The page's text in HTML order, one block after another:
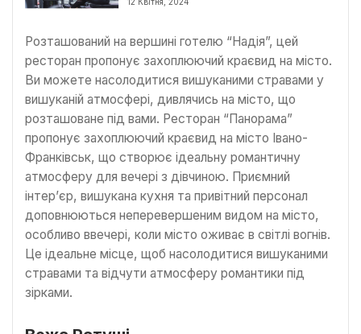
12 Квітня, 2024
Розташований на вершині готелю “Надія”, цей
ресторан пропонує захоплюючий краєвид на місто.
Ви можете насолодитися вишуканими стравами у
вишуканій атмосфері, дивлячись на місто, що
розташоване під вами. Ресторан “Панорама”
пропонує захоплюючий краєвид на місто Івано-
Франківськ, що створює ідеальну романтичну
атмосферу для вечері з дівчиною. Приємний
інтер’єр, вишукана кухня та привітний персонал
доповнюються неперевершеним видом на місто,
особливо ввечері, коли місто оживає в світлі вогнів.
Це ідеальне місце, щоб насолодитися вишуканими
стравами та відчути атмосферу романтики під
зірками.